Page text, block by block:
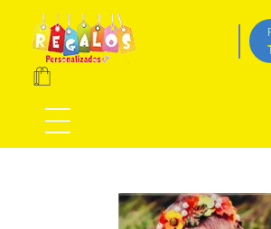
Regalos Personalizados Panamá
Tienda de regalos personalizados en Panama, perfectos para cada ocasión.